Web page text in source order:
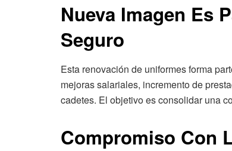
Nueva Imagen Es
Seguro
Esta renovación de uniformes forma
mejoras salariales, incremento de
cadetes. El objetivo es consolidar una
Compromiso Con